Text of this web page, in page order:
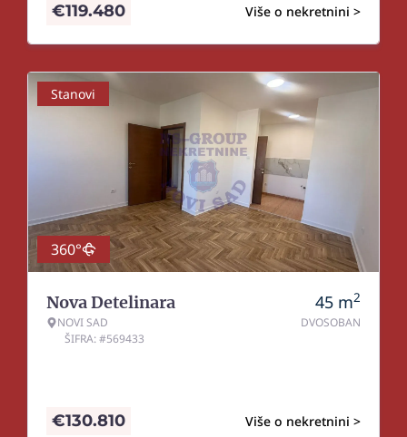
Više o nekretnini >
€119.480
Stanovi
360°
Nova Detelinara
NOVI SAD
ŠIFRA: #569433
45 m2
DVOSOBAN
Više o nekretnini >
€130.810